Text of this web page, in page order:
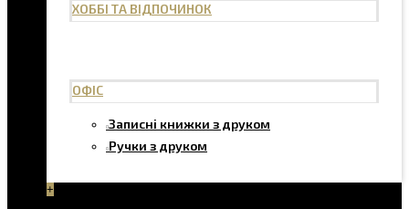
ХОББІ ТА ВІДПОЧИНОК
ОФІС
Записні книжки з друком
Ручки з друком
+